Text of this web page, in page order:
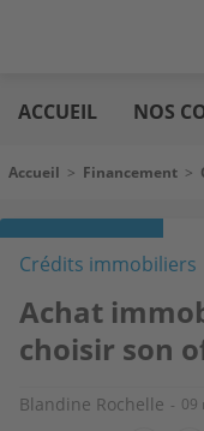
au
contenu
immo
ACCUEIL NOS
Fil d'Ariane
Accueil > Financement >
Crédits immobiliers
Achat
choisir son
Blandine Rochelle
09